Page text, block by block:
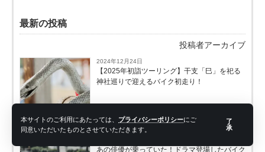
本サイトのご利用にあたっては、 プライバシーポリシーにご
同意いただいたものとさせていただきます。
了
承
最新の投稿
投稿者アーカイブ
ツーリング
2024年12月24日
【2025年初詣ツーリング】干支「巳」を祀る
神社巡りで迎えるバイク初走り！
あの俳優が乗っていた！ドラマ登場したバイク